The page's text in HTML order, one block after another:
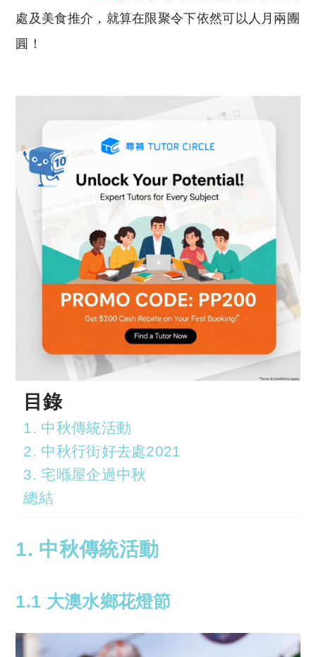
處及美食推介 ，就算在限聚令下依然可以人月兩團
圓！
目錄
1. 中秋傳統活動
2. 中秋行街好去處2021
3. 宅喺屋企過中秋
總結
1. 中秋傳統活動
1.1 大澳水鄉花燈節